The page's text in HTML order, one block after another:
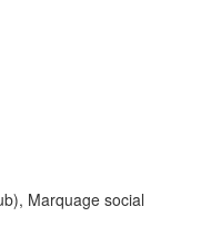
Marquage social